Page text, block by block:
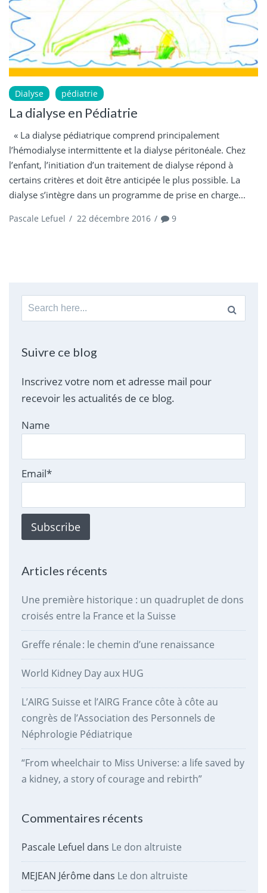
Dialyse pédiatrie
La dialyse en Pédiatrie
« La dialyse pédiatrique comprend principalement
l’hémodialyse intermittente et la dialyse péritonéale. Chez
l’enfant, l’initiation d’un traitement de dialyse répond à
certains critères et doit être anticipée le plus possible. La
dialyse s’intègre dans un programme de prise en charge...
Pascale Lefuel / 22 décembre 2016 / 9
Search
for:
Suivre ce blog
Inscrivez votre nom et adresse mail pour
recevoir les actualités de ce blog.
Name
Email*
Articles récents
Une première historique : un quadruplet de dons
croisés entre la France et la Suisse
Greffe rénale : le chemin d’une renaissance
World Kidney Day aux HUG
L’AIRG Suisse et l’AIRG France côte à côte au
congrès de l’Association des Personnels de
Néphrologie Pédiatrique
“From wheelchair to Miss Universe: a life saved by
a kidney, a story of courage and rebirth”
Commentaires récents
Pascale Lefuel dans Le don altruiste
MEJEAN Jérômedans Le don altruiste